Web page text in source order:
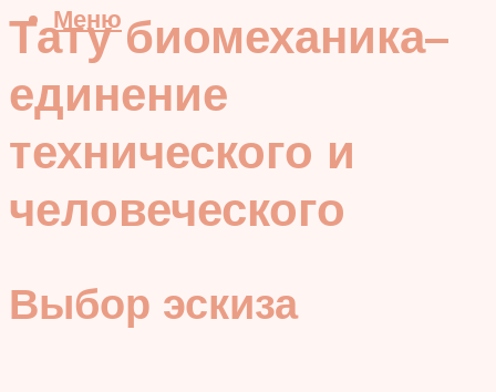
Меню
Тату биомеханика–
единение
технического и
человеческого
Выбор эскиза